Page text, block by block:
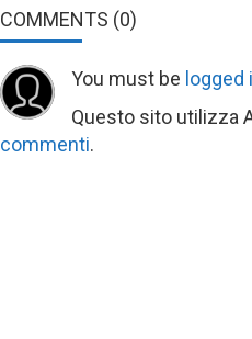
COMMENTS (0)
You must be logged
Questo sito utilizza
commenti.